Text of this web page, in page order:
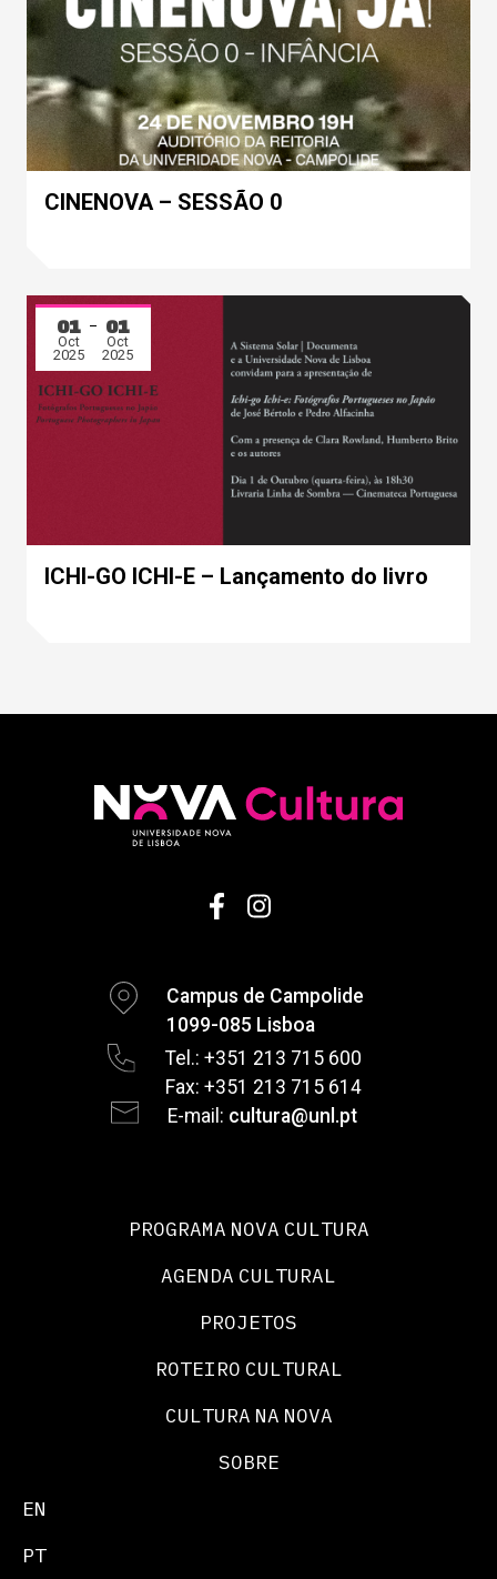
CINENOVA – SESSÃO 0
01
Oct
2025
01
Oct
2025
ICHI-GO ICHI-E – Lançamento do livro
Campus de Campolide
1099-085 Lisboa
Tel.: +351 213 715 600
Fax: +351 213 715 614
E-mail: cultura@unl.pt
PROGRAMA NOVA CULTURA
AGENDA CULTURAL
PROJETOS
ROTEIRO CULTURAL
CULTURA NA NOVA
SOBRE
EN
PT